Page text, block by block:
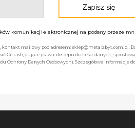
komunikacji elektronicznej na podany przeze
mailowy pod adresem: sklep@metalzbyt.com.pl.
Ci następujące prawa: dostępu do treści danych,
Ochrony Danych Osobowych). Szczegółowe